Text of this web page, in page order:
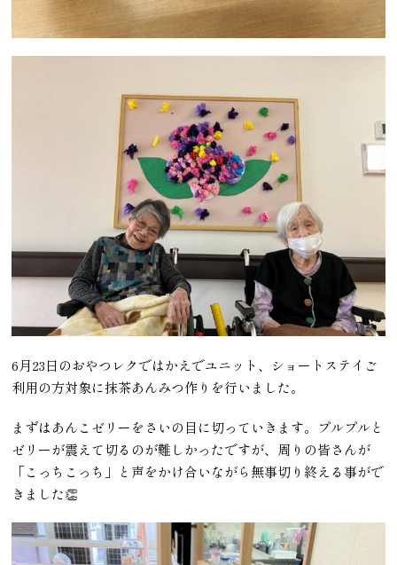
6月23日のおやつレクではかえでユニット、ショートステイご
利用の方対象に抹茶あんみつ作りを行いました。
まずはあんこゼリーをさいの目に切っていきます。プルプルと
ゼリーが震えて切るのが難しかったですが、周りの皆さんが
「こっちこっち」と声をかけ合いながら無事切り終える事がで
きました👏